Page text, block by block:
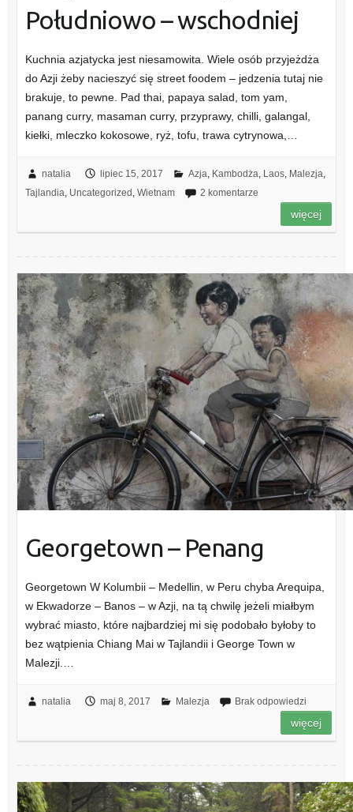
Południowo – wschodniej
Kuchnia azjatycka jest niesamowita. Wiele osób przyjeżdża
do Azji żeby nacieszyć się street foodem – jedzenia tutaj nie
brakuje, to pewne. Pad thai, papaya salad, tom yam,
panang curry, masaman curry, przyprawy, chilli, galangal,
kiełki, mleczko kokosowe, ryż, tofu, trawa cytrynowa,…
natalia lipiec 15, 2017 Azja Kambodża Laos, Malezja
Tajlandia Uncategorized Wietnam 2 komentarze
więcej
Georgetown – Penang
Georgetown W Kolumbii – Medellin, w Peru chyba Arequipa,
w Ekwadorze – Banos – w Azji, na tą chwilę jeżeli miałbym
wybrać miasto, które najbardziej mi się podobało byłoby to
bez wątpienia Chiang Mai w Tajlandii i George Town w
Malezji.…
natalia maj 8, 2017 Malezja Brak odpowiedzi
więcej